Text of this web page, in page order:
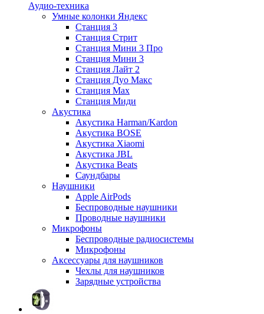
Аудио-техника
Умные колонки Яндекс
Станция 3
Станция Стрит
Станция Мини 3 Про
Станция Мини 3
Станция Лайт 2
Станция Дуо Макс
Станция Max
Станция Миди
Акустика
Акустика Harman/Kardon
Акустика BOSE
Акустика Xiaomi
Акустика JBL
Акустика Beats
Саундбары
Наушники
Apple AirPods
Беспроводные наушники
Проводные наушники
Микрофоны
Беспроводные радиосистемы
Микрофоны
Аксессуары для наушников
Чехлы для наушников
Зарядные устройства